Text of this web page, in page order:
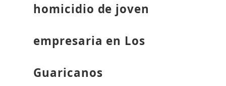
homicidio de joven
empresaria en Los
Guaricanos